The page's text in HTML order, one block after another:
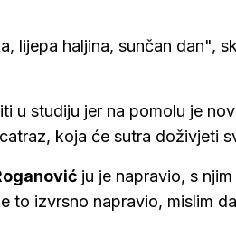
lijepa haljina, sunčan dan",
u studiju jer na pomolu je
koja će sutra doživjeti
ju je napravio, s
to izvrsno napravio, mislim